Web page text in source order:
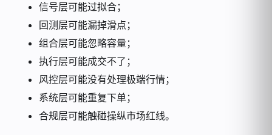
信号层可能过拟合；
回测层可能漏掉滑点；
组合层可能忽略容量；
执行层可能成交不了；
风控层可能没有处理极端行情；
系统层可能重复下单；
合规层可能触碰操纵市场红线。